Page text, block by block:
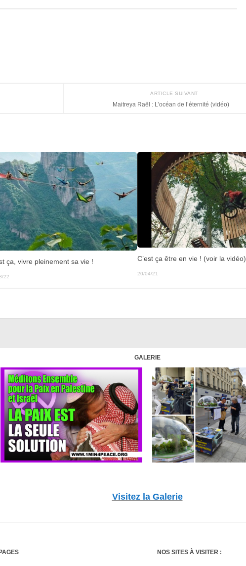
ARTICLE SUIVANT
Maitreya Raël : L’océan de l’éternité (vidéo)
ça, vivre pleinement sa vie !
22
C’est ça être en vie ! (voir la vidéo)
20/04/21
GALERIE
Visitez la Galerie
PAGES NOS SITES À VISITER :